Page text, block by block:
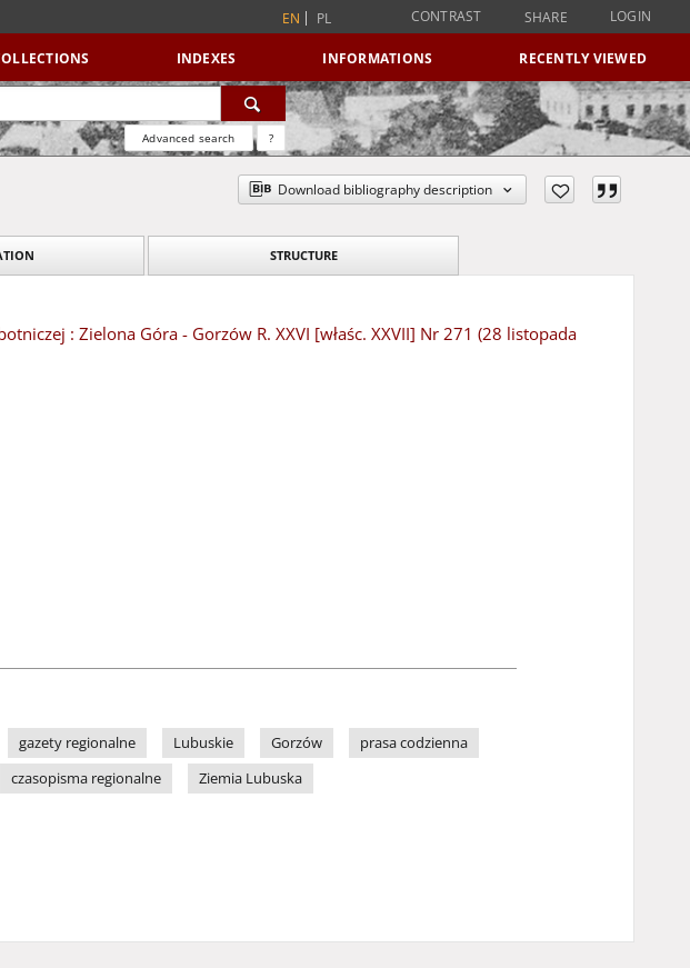
EN PL CONTRAST SHARE LOGIN
INDEXES INFORMATIONS RECENTLY VIEWED
Advanced search ?
Download bibliography description
STRUCTURE
: Zielona Góra - Gorzów R. XXVI [właśc. XXVII] Nr 271 (28 listopada
gazety regionalne Lubuskie Gorzów
prasa codzienna
czasopisma regionalne Ziemia Lubuska